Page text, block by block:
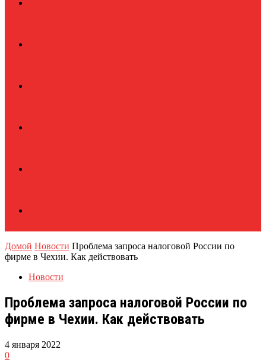
Домой Новости Проблема запроса налоговой России по
фирме в Чехии. Как действовать
Новости
Проблема запроса налоговой России по
фирме в Чехии. Как действовать
4 января 2022
0